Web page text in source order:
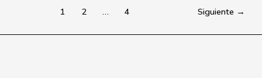
1 2 … 4 Siguiente →